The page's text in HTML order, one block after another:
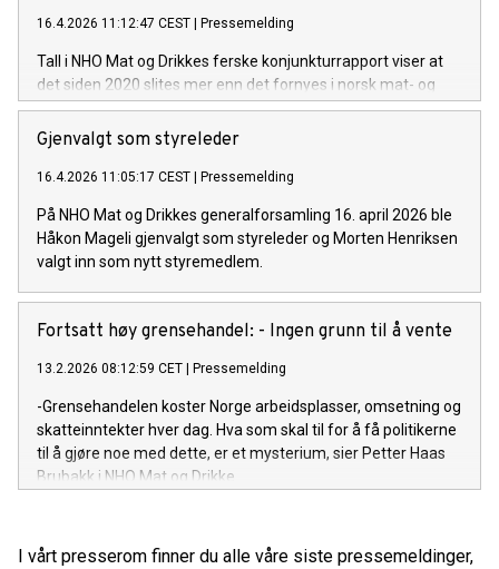
16.4.2026 11:12:47 CEST Pressemelding
Tall i NHO Mat og Drikkes ferske konjunkturrapport viser at
det siden 2020 slites mer enn det fornyes i norsk mat- og
drikkenæring. Nå etterlyser organisasjonen en nasjonal
strategi for å bedre rammevilkårene og øke tryggheten for
investeringer i næringen.
Gjenvalgt som styreleder
16.4.2026 11:05:17 CEST Pressemelding
På NHO Mat og Drikkes generalforsamling 16. april 2026 ble
Håkon Mageli gjenvalgt som styreleder og Morten Henriksen
valgt inn som nytt styremedlem.
Fortsatt høy grensehandel: - Ingen grunn til å vente
13.2.2026 08:12:59 CET Pressemelding
-Grensehandelen koster Norge arbeidsplasser, omsetning og
skatteinntekter hver dag. Hva som skal til for å få politikerne
til å gjøre noe med dette, er et mysterium, sier Petter Haas
Brubakk i NHO Mat og Drikke.
I vårt presserom finner du alle våre siste pressemeldinger,